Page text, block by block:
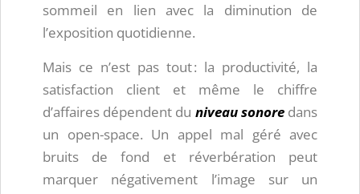
sommeil en lien avec la diminution de
l’exposition quotidienne.
Mais ce n’est pas tout : la productivité, la
satisfaction client et même le chiffre
d’affaires dépendent du niveau sonoredans
un open-space. Un appel mal géré avec
bruits de fond et réverbération peut
marquer négativement l’image sur un